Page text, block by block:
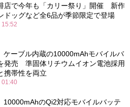
店で今年も「カリー祭り」開催 新作
ドッグなど全6品が季節限定で登場
ケーブル内蔵の10000mAhモバイルバ
発売 準固体リチウムイオン電池採用
携帯性を両立
01:40
10000mAhのQi2対応モバイルバッテ